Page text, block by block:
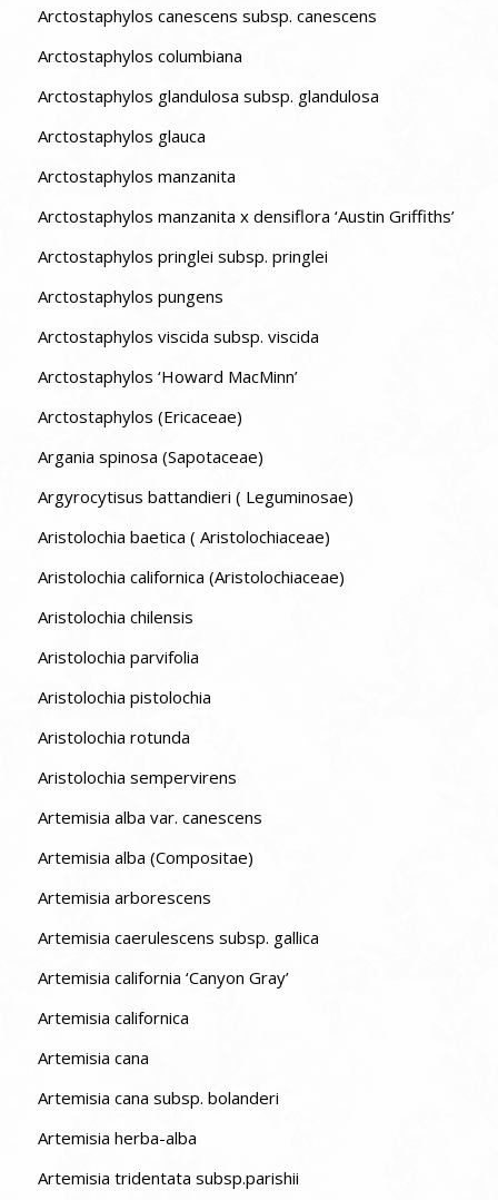
Arctostaphylos canescens subsp. canescens
Arctostaphylos columbiana
Arctostaphylos glandulosa subsp. glandulosa
Arctostaphylos glauca
Arctostaphylos manzanita
Arctostaphylos manzanita x densiflora ‘Austin Griffiths’
Arctostaphylos pringlei subsp. pringlei
Arctostaphylos pungens
Arctostaphylos viscida subsp. viscida
Arctostaphylos ‘Howard MacMinn’
Arctostaphylos (Ericaceae)
Argania spinosa (Sapotaceae)
Argyrocytisus battandieri ( Leguminosae)
Aristolochia baetica ( Aristolochiaceae)
Aristolochia californica (Aristolochiaceae)
Aristolochia chilensis
Aristolochia parvifolia
Aristolochia pistolochia
Aristolochia rotunda
Aristolochia sempervirens
Artemisia alba var. canescens
Artemisia alba (Compositae)
Artemisia arborescens
Artemisia caerulescens subsp. gallica
Artemisia california ‘Canyon Gray’
Artemisia californica
Artemisia cana
Artemisia cana subsp. bolanderi
Artemisia herba-alba
Artemisia tridentata subsp.parishii